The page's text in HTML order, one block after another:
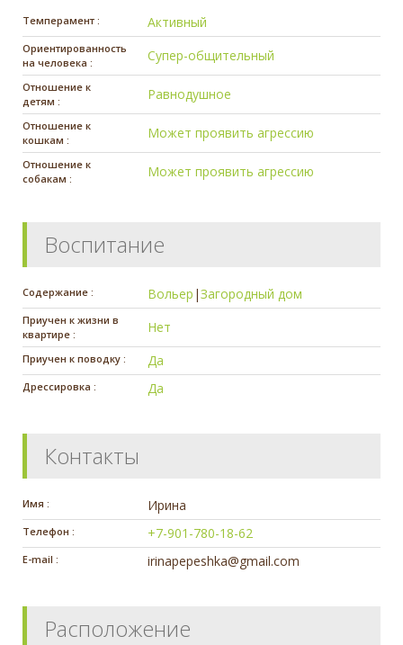
Темперамент : Активный
Ориентированность
на человека :
Супер-общительный
Отношение к
детям :
Равнодушное
Отношение к
кошкам :
Может проявить агрессию
Отношение к
собакам :
Может проявить агрессию
Воспитание
Содержание : Вольер |Загородный дом
Приучен к жизни в
квартире :
Нет
Приучен к поводку : Да
Дрессировка : Да
Контакты
Имя : Ирина
Телефон : +7-901-780-18-62
E-mail : irinapepeshka@gmail.com
Расположение